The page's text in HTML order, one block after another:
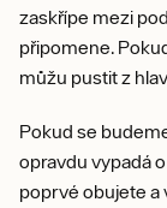
zaskřípe mezi
připomene.
můžu pustit z
Pokud se
opravdu vypadá
poprvé obujete a